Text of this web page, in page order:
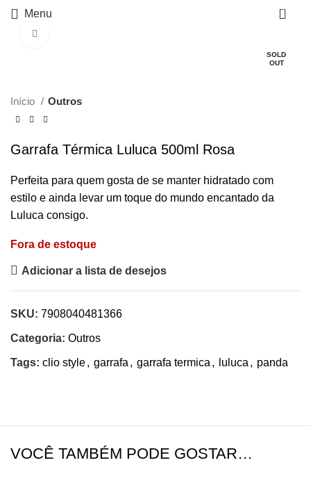
Menu 0
SOLD
OUT
Início Outros
Garrafa Térmica Luluca 500ml Rosa
Perfeita para quem gosta de se manter hidratado com
estilo e ainda levar um toque do mundo encantado da
Luluca consigo.
Fora de estoque
Adicionar a lista de desejos
SKU: 7908040481366
Categoria: Outros
Tags: clio style, garrafa , garrafa termica , luluca , panda
VOCÊ TAMBÉM PODE GOSTAR…